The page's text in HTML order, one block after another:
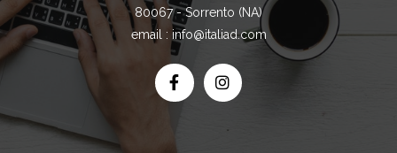
80067 - Sorrento (NA)
email : info@italiad.com